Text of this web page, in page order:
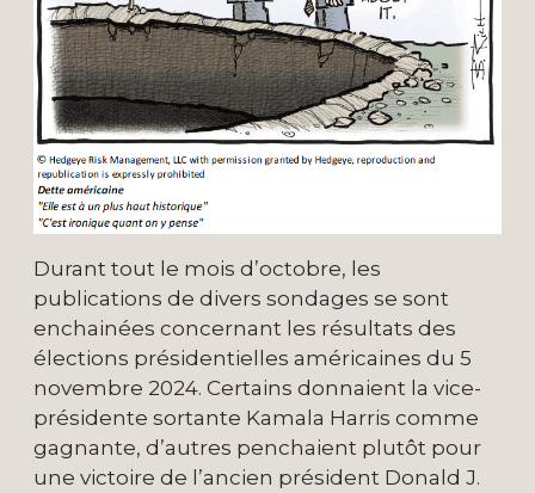
Durant tout le mois d’octobre, les
publications de divers sondages se sont
enchainées concernant les résultats des
élections présidentielles américaines du 5
novembre 2024. Certains donnaient la vice-
présidente sortante Kamala Harris comme
gagnante, d’autres penchaient plutôt pour
une victoire de l’ancien président Donald J.